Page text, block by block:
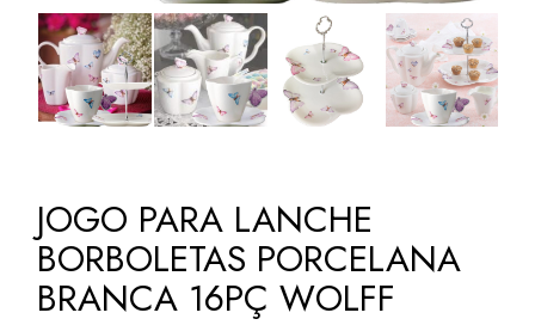
JOGO PARA LANCHE
BORBOLETAS PORCELANA
BRANCA 16PÇ WOLFF